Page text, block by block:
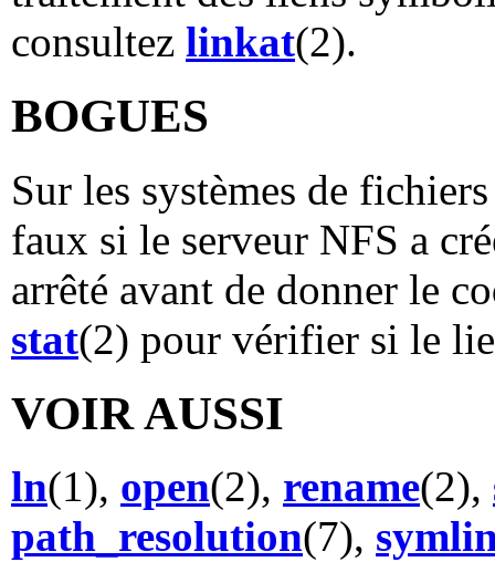
consultez linkat(2).
BOGUES
Sur les systèmes de
faux si le serveur NFS a
arrêté avant de donner le
stat(2) pour vérifier si le
VOIR AUSSI
ln(1), open(2), rename(2),
path_resolution(7),